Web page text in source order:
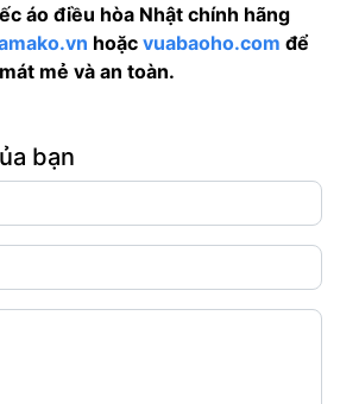
áo điều hòa Nhật chính hãng
hoặc vuabaoho.com để
mẻ và an toàn.
bạn